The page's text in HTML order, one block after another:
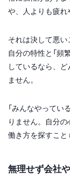
や、人よりも疲れ
それは決して悪い
自分の特性と「頻
しているなら、
ません。
「みんなやってい
りません。自分
働き方を探すこと
無理せず会社